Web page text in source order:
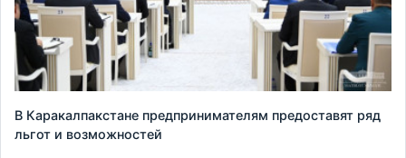
В Каракалпакстане предпринимателям предоставят ряд
льгот и возможностей